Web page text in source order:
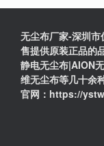
无尘布厂家-深圳
售提供原装正品的
静电无尘布|AION
维无尘布等几十余
官网：https://